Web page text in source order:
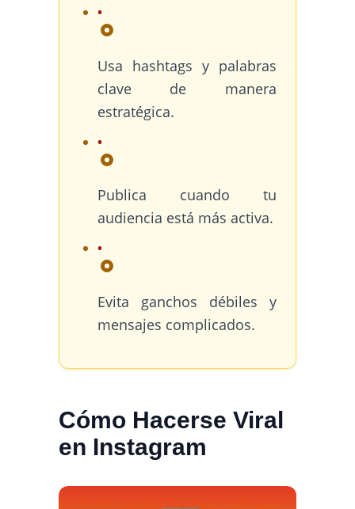
Usa hashtags y palabras
clave de manera
estratégica.
Publica cuando tu
audiencia está más activa.
Evita ganchos débiles y
mensajes complicados.
Cómo Hacerse Viral
en Instagram